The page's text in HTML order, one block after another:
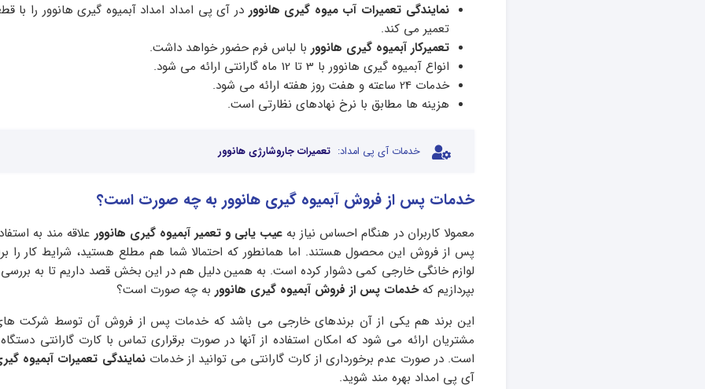
نمایندگی تعمیرات آب میوه گیری هانوور در آی پی امداد امداد آبمیوه گیری هانوور را با
تعمیر می کند.
تعمیرکار آبمیوه گیری هانوور با لباس فرم حضور خواهد داشت.
انواع آبمیوه گیری هانوور با 3 تا 12 ماه گارانتی ارائه می شود.
خدمات 24 ساعته و هفت روز هفته ارائه می شود.
هزینه ها مطابق با نرخ نهادهای نظارتی است.
خدمات آی پی امداد: تعمیرات جاروشارژی هانوور
خدمات پس از فروش آبمیوه گیری هانوور به چه صورت است؟
معمولا کاربران در هنگام احساس نیاز به عیب یابی و تعمیر آبمیوه گیری هانوور علاقه مند به
پس از فروش این محصول هستند. اما همانطور که احتمالا شما هم مطلع هستید، شرایط کار را
لوازم خانگی خارجی کمی دشوار کرده است. به همین دلیل هم در این بخش قصد داریم تا به
بپردازیم که خدمات پس از فروش آبمیوه گیری هانوور به چه صورت است؟
این برند هم یکی از آن برندهای خارجی می باشد که خدمات پس از فروش آن توسط شرکت
مشتریان ارائه می شود که امکان استفاده از آنها در صورت برقراری تماس با کارت گارانتی
است. در صورت عدم برخورداری از کارت گارانتی می توانید از خدمات نمایندگی تعمیرات آبمیوه
آی پی امداد بهره مند شوید.